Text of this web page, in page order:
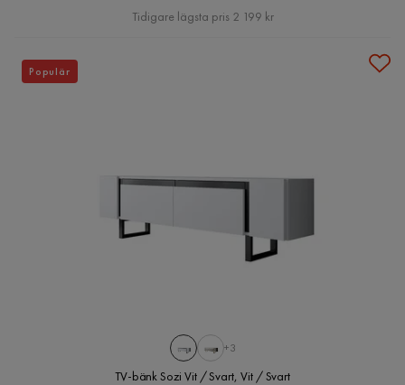
Pris
Tidigare lägsta pris 2 199 kr
+3
TV-bänk Sozi Vit / Svart, Vit / Svart
Populär